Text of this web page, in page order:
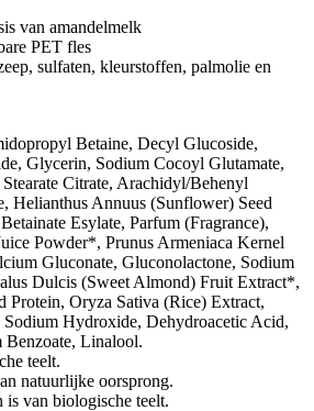
van amandelmelk
PET fles
sulfaten, kleurstoffen, palmolie en
Betaine, Decyl Glucoside,
Glycerin, Sodium Cocoyl Glutamate,
Citrate, Arachidyl/Behenyl
Helianthus Annuus (Sunflower) Seed
Esylate, Parfum (Fragrance),
Powder*, Prunus Armeniaca Kernel
Gluconate, Gluconolactone, Sodium
Dulcis (Sweet Almond) Fruit Extract*,
Protein, Oryza Sativa (Rice) Extract,
Hydroxide, Dehydroacetic Acid,
Linalool.
teelt.
natuurlijke oorsprong.
is van biologische teelt.